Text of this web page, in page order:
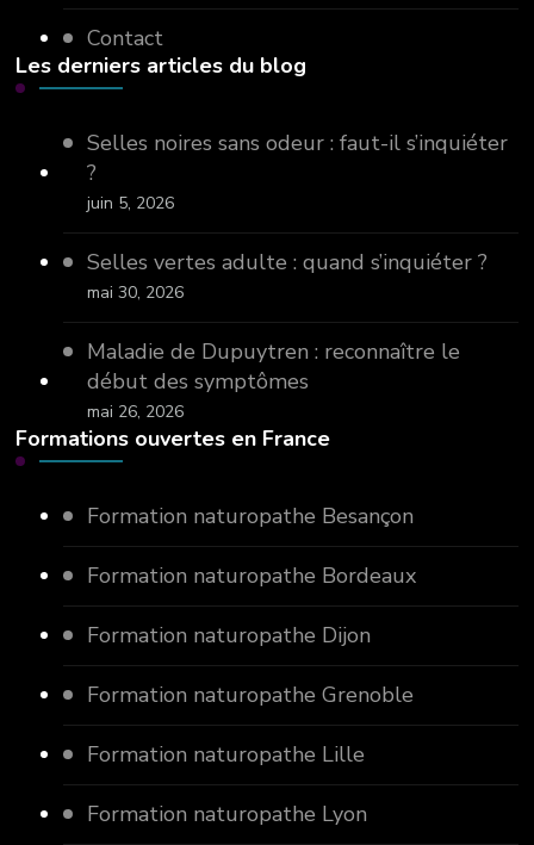
Contact
Les derniers articles du blog
Selles noires sans odeur : faut-il s’inquiéter
?
juin 5, 2026
Selles vertes adulte : quand s’inquiéter ?
mai 30, 2026
Maladie de Dupuytren : reconnaître le
début des symptômes
mai 26, 2026
Formations ouvertes en France
Formation naturopathe Besançon
Formation naturopathe Bordeaux
Formation naturopathe Dijon
Formation naturopathe Grenoble
Formation naturopathe Lille
Formation naturopathe Lyon